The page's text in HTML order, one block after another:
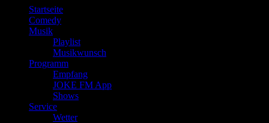
Startseite
Comedy
Musik
Playlist
Musikwunsch
Programm
Empfang
JOKE FM App
Shows
Service
Wetter